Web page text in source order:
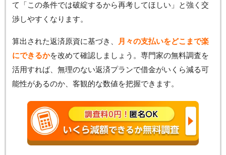
て「この条件では破綻するから再考してほしい」と強く交
渉しやすくなります。
算出された返済原資に基づき、
月々の支払いをどこまで楽
にできるかを改めて確認しましょう。専門家の無料調査を
活用すれば、無理のない返済プランで借金がいくら減る可
能性があるのか、客観的な数値を把握できます。